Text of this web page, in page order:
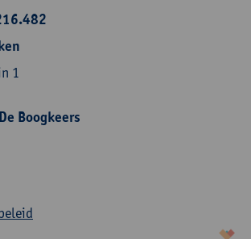
1
Boogkeers
korazon.be